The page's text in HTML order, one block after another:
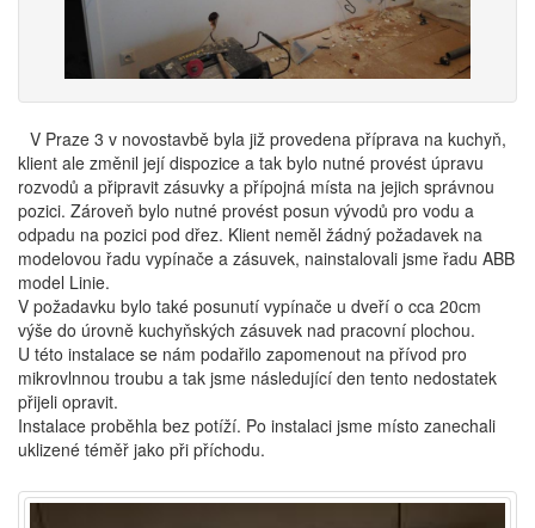
V Praze 3 v novostavbě byla již provedena příprava na kuchyň,
klient ale změnil její dispozice a tak bylo nutné provést úpravu
rozvodů a připravit zásuvky a přípojná místa na jejich správnou
pozici. Zároveň bylo nutné provést posun vývodů pro vodu a
odpadu na pozici pod dřez. Klient neměl žádný požadavek na
modelovou řadu vypínače a zásuvek, nainstalovali jsme řadu ABB
model Linie.
V požadavku bylo také posunutí vypínače u dveří o cca 20cm
výše do úrovně kuchyňských zásuvek nad pracovní plochou.
U této instalace se nám podařilo zapomenout na přívod pro
mikrovlnnou troubu a tak jsme následující den tento nedostatek
přijeli opravit.
Instalace proběhla bez potíží. Po instalaci jsme místo zanechali
uklizené téměř jako při příchodu.